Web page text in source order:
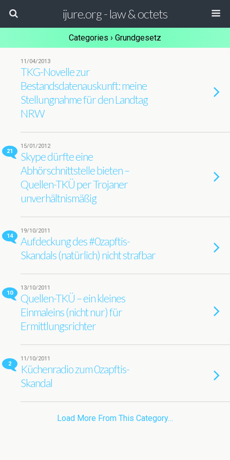
ijure.org - law & octets
Categories › Grundgesetz
11/04/2013
TKG-Novelle zur
Bestandsdatenauskunft: meine
Stellungnahme für den Landtag
NRW
21
15/01/2012
Skype dürfte eine
Abhörschnittstelle bieten –
Quellen-TKÜ per Trojaner
unverhältnismäßig
14
19/10/2011
Aufdeckung des #0zapftis-
Skandals (natürlich) nicht strafbar
10
13/10/2011
Quellen-TKÜ – ein kleines
Einmaleins (nicht nur) für
Ermittlungsrichter
2
11/10/2011
Küchenradio zum 0zapftis-
Skandal
Load More From This Category…